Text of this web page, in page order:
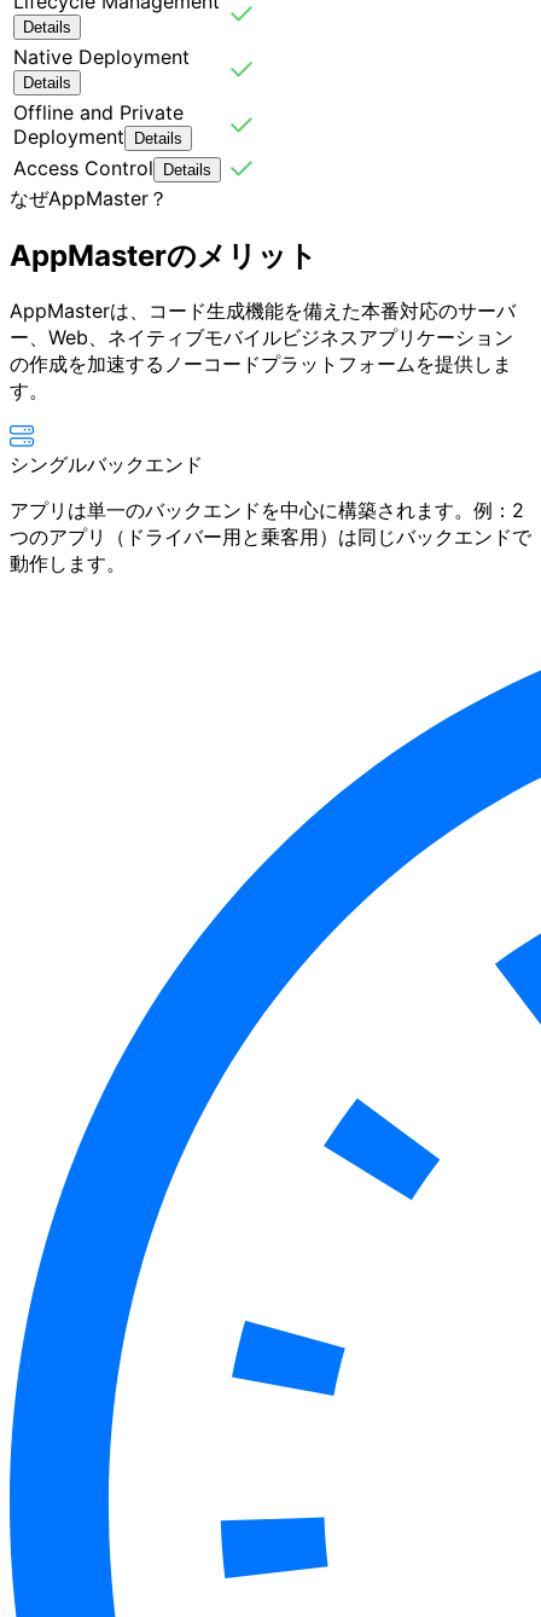
Details
Native Deployment
Details
Offline and Private
Deployment
Details
Access Control Details
なぜAppMaster？
AppMasterのメリット
AppMasterは、コード生成機能を備えた本番対応のサーバ
ー、Web、ネイティブモバイルビジネスアプリケーション
の作成を加速するノーコードプラットフォームを提供しま
す。
シングルバックエンド
アプリは単一のバックエンドを中心に構築されます。例：2
つのアプリ（ドライバー用と乗客用）は同じバックエンドで
動作します。